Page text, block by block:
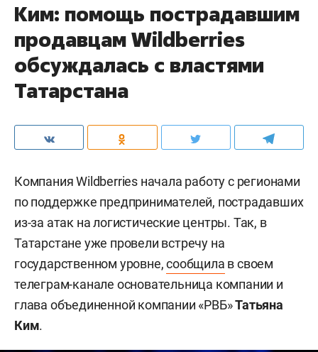
Ким: помощь пострадавшим
продавцам Wildberries
обсуждалась с властями
Татарстана
Компания Wildberries начала работу с регионами
по поддержке предпринимателей, пострадавших
из-за атак на логистические центры. Так, в
Татарстане уже провели встречу на
государственном уровне,сообщила в своем
телеграм-канале основательница компании и
глава объединенной компании «РВБ»Татьяна
Ким.